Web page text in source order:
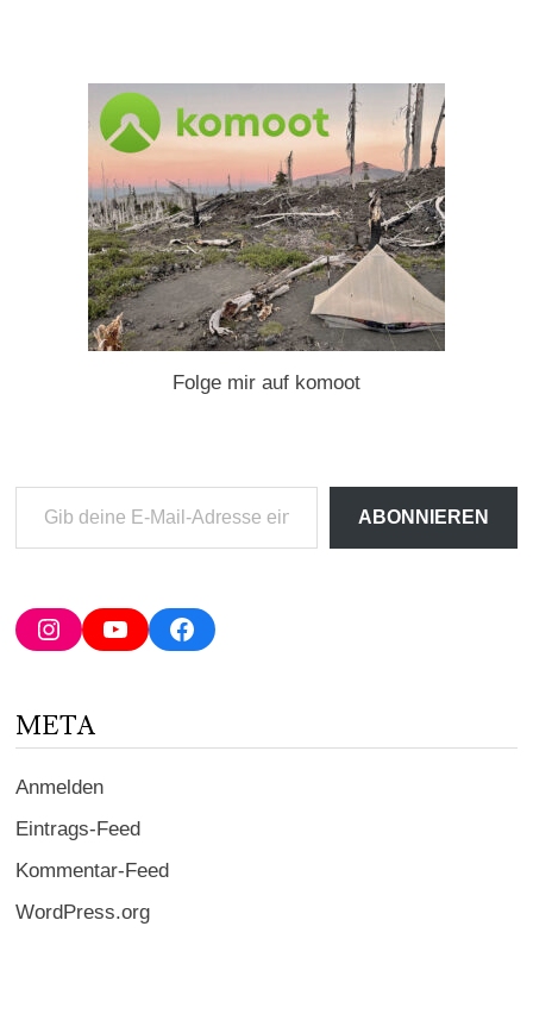
Folge mir auf komoot
deine
Adresse
ein ...
ABONNIEREN
Instagram
YouTubeFacebook
META
Anmelden
Eintrags-Feed
Kommentar-Feed
WordPress.org